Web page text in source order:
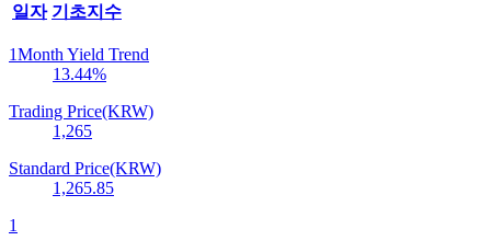
일자 기초지수
1Month Yield Trend
13.44%
Trading Price(KRW)
1,265
Standard Price(KRW)
1,265.85
1